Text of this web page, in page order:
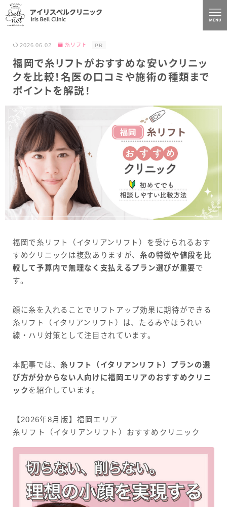
2026.06.02 糸リフト PR
福岡で糸リフトがおすすめな安いクリニッ
クを比較！名医の口コミや施術の種類まで
ポイントを解説！
福岡で糸リフト（イタリアンリフト）を受けられるおす
すめクリニックは複数ありますが、糸の特徴や値段を比
較して予算内で無理なく支払えるプラン選びが重要で
す。
顔に糸を入れることでリフトアップ効果に期待ができる
糸リフト（イタリアンリフト）は、たるみやほうれい
線・ハリ対策として注目されています。
本記事では、糸リフト（イタリアンリフト）プランの選
び方が分からない人向けに福岡エリアのおすすめクリニ
ックを紹介しています。
【2026年8月版】福岡エリア
糸リフト（イタリアンリフト）おすすめクリニック